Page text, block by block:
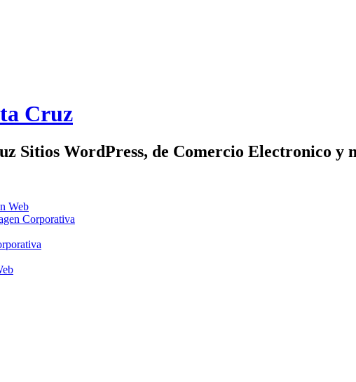
Cruz
Sitios WordPress, de Comercio Electronico y
Web
Corporativa